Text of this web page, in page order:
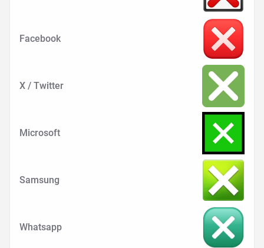
Facebook
X / Twitter
Microsoft
Samsung
Whatsapp